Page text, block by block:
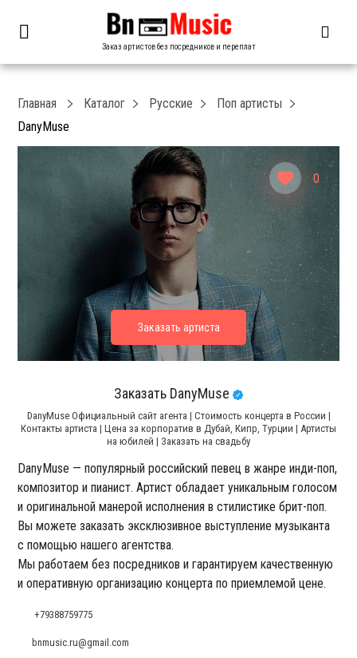
Заказ артистов без посредников и переплат
0
Главная Каталог Русские
Поп артисты
DanyMuse
Заказать DanyMuse
DanyMuse Официальный сайт агента | Стоимость концерта в России |
Контакты артиста | Цена за корпоратив в Дубай, Кипр, Турции | Артисты
на юбилей | Заказать на свадьбу
DanyMuse — популярный российский певец в жанре инди-поп,
композитор и пианист. Артист обладает уникальным голосом
и оригинальной манерой исполнения в стилистике брит-поп.
Вы можете заказать эксклюзивное выступление музыканта
с помощью нашего агентства.
Мы работаем без посредников и гарантируем качественную
и оперативную организацию концерта по приемлемой цене.
+79388759775
bnmusic.ru@gmail.com